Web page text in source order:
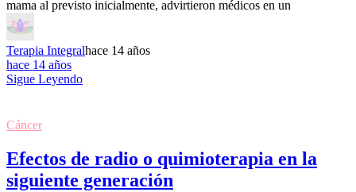
mama al previsto inicialmente, advirtieron médicos en un
Terapia Integralhace 14 años
hace 14 años
Sigue Leyendo
Cáncer
Efectos de radio o quimioterapia en la
siguiente generación